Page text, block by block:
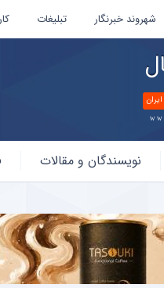
شهروند خبرنگار تبلیغات
نویسندگان و مقالات